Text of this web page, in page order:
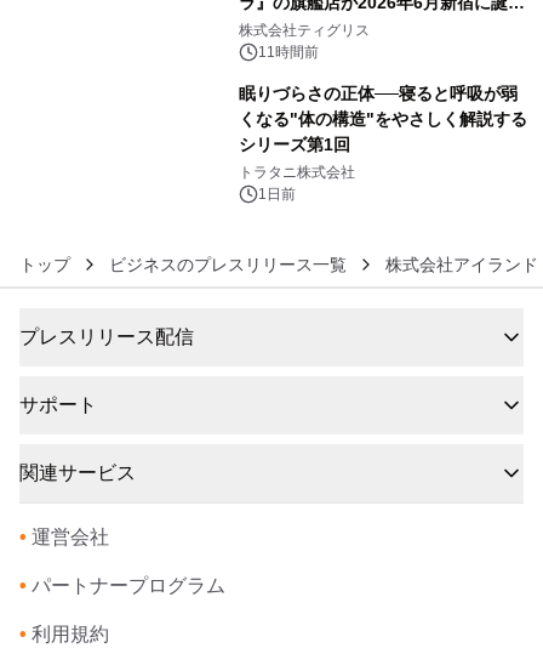
生 バカルディ ジャパンと連携した
没入型バー「BAR Arca」
株式会社ティグリス
11時間前
眠りづらさの正体──寝ると呼吸が弱
くなる"体の構造"をやさしく解説する
シリーズ第1回
トラタニ株式会社
1日前
トップ ビジネスのプレスリリース一覧 株式会社アイランド
プレスリリース配信
サポート
関連サービス
• 運営会社
• パートナープログラム
• 利用規約